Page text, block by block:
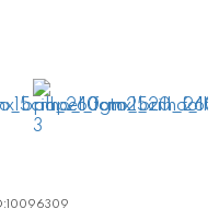
10096309